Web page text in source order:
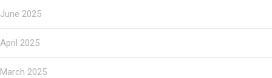
June 2025
April 2025
March 2025